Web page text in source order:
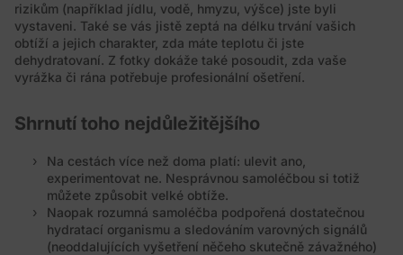
rizikům (například jídlu, vodě, hmyzu, výšce) jste byli
vystaveni. Také se vás jistě zeptá na délku trvání vašich
obtíží a jejich charakter, zda máte teplotu či jste
dehydratovaní. Z fotky dokáže také posoudit, zda vaše
vyrážka či rána potřebuje profesionální ošetření.
Shrnutí toho nejdůležitějšího
Na cestách více než doma platí: ulevit ano,
experimentovat ne. Nesprávnou samoléčbou si totiž
můžete způsobit velké obtíže.
Naopak rozumná samoléčba podpořená dostatečnou
hydratací organismu a sledováním varovných signálů
(neoddalujících vyšetření něčeho skutečně závažného)